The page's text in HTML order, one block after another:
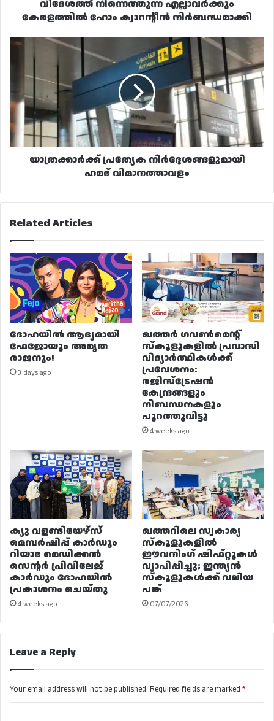
വിദേശത്ത് നിന്നെത്തുന്ന എല്ലാവർക്കും
കേരളത്തിൽ ഹോം ക്വാറന്റീൻ നിർബന്ധമാക്കി
യാത്രക്കാർക്ക്
പ്രത്യേക
നിർദ്ദേശങ്ങളുമായി
വിമാനത്താവളം
യാത്രക്കാർക്ക് പ്രത്യേക നിർദ്ദേശങ്ങളുമായി
ഹമദ് വിമാനത്താവളം
Related Articles
ദോഹയിൽ ആദ്യമായി
ഫേജോയും അമൃത
രാജനും!
3 days ago
ഖത്തർ ഗവൺമെന്റ്
സ്കൂളുകളിൽ പ്രവാസി
വിദ്യാർത്ഥികൾക്ക്
പ്രവേശനം:
രജിസ്ട്രേഷൻ
കേന്ദ്രങ്ങളും
നിബന്ധനകളും
പുറത്തുവിട്ടു
4 weeks ago
ക്യു വളണ്ടിയേഴ്‌സ്
മെമ്പർഷിപ്പ് കാർഡും
റിയാദ മെഡിക്കൽ
സെന്റർ പ്രിവിലേജ്
കാർഡും ദോഹയിൽ
പ്രകാശനം ചെയ്തു
4 weeks ago
ഖത്തറിലെ സ്വകാര്യ
സ്കൂളുകളിൽ
ഈവനിംഗ് ഷിഫ്റ്റുകൾ
വ്യാപിപ്പിച്ചു; ഇന്ത്യൻ
സ്കൂളുകൾക്ക് വലിയ
പങ്ക്
07/07/2026
Leave a Reply
Your email address will not be published. Required fields are marked *